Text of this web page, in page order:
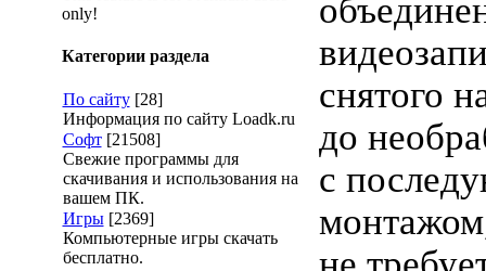
only!
Категории раздела
По сайту [28]
Информация по сайту Loadk.ru
Софт [21508]
Свежие программы для
скачивания и использования на
вашем ПК.
Игры [2369]
Компьютерные игры скачать
бесплатно.
снятого
до
с